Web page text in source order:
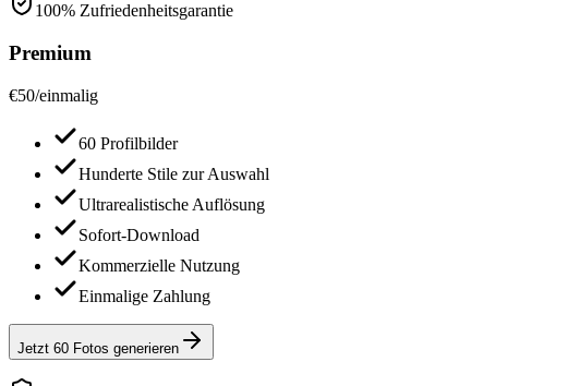
100% Zufriedenheitsgarantie
Premium
€50/einmalig
60 Profilbilder
Hunderte Stile zur Auswahl
Ultrarealistische Auflösung
Sofort-Download
Kommerzielle Nutzung
Einmalige Zahlung
Jetzt 60 Fotos generieren